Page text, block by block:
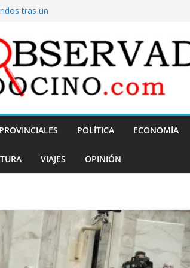
tras un
a hablar de
para sumar
PROVINCIALES POLÍTICA ECONOMÍA
VIAJES OPINIÓN